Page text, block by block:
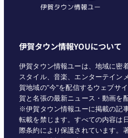
伊賀タウン情報YOUについて
伊賀タウン情報ユーは、地域に密
スタイル、音楽、エンターテイン
賀地域の"今"を配信するウェブサ
賀と名張の最新ニュース・動画を
※伊賀タウン情報ユーに掲載の記
転載を禁じます。すべての内容は
際条約により保護されています。